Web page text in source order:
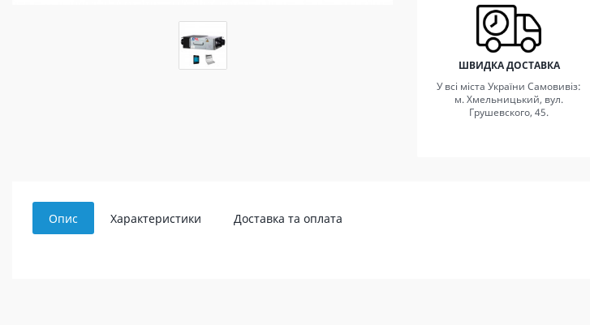
ШВИДКА ДОСТАВКА
У всі міста України Самовивіз:
м. Хмельницький, вул.
Грушевского, 45.
Опис Характеристики Доставка та оплата